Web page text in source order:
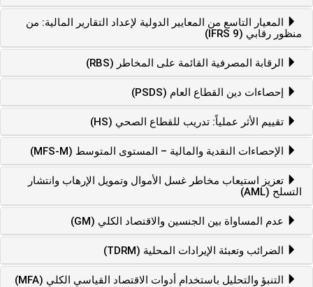
المعيار التاسع من المعايير الدولية لإعداد التقارير المالية: من
منظور رقابي (IFRS 9)
الرقابة المصرفية القائمة على المخاطر (RBS)
إحصاءات دين القطاع العام (PSDS)
تقييم الأثر عملياً: تدريب للقطاع الصحي (HS)
الإحصاءات النقدية والمالية – المستوى المتوسط (MFS-M)
تعزيز استيعاب مخاطر غسل الأموال وتمويل الإرهاب وانتشار
التسلح (AML)
عدم المساواة بين الجنسين والاقتصاد الكلي (GM)
الضرائب وتعبئة الإيرادات المحلية (TDRM)
التنبؤ والتحليل باستخدام أدوات الاقتصاد القياسي الكلي (MFA)